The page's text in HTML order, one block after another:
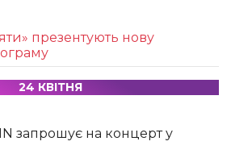
презентують нову
24 КВІТНЯ
запрошує на концерт у